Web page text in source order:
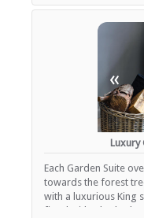
«
Luxury
Each Garden Suite
towards the forest
with a luxurious King
fitted with a bath,